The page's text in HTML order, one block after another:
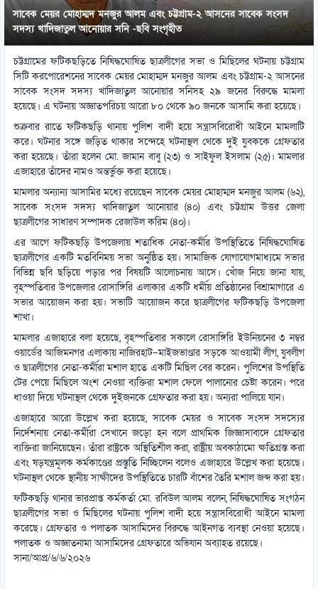
সাবেক মেয়র মোহাম্মদ মনজুর আলম এবং চট্টগ্রাম-২ আসনের সাবেক সংসদ
সদস্য খাদিজাতুল আনোয়ার সনি -ছবি সংগৃহীত
চট্টগ্রামের ফটিকছড়িতে নিষিদ্ধঘোষিত ছাত্রলীগের সভা ও মিছিলের ঘটনায় চট্টগ্রাম
সিটি করপোরেশনের সাবেক মেয়র মোহাম্মদ মনজুর আলম এবং চট্টগ্রাম-২ আসনের
সাবেক সংসদ সদস্য খাদিজাতুল আনোয়ার সনিসহ ২৯ জনের বিরুদ্ধে মামলা
হয়েছে। এ ঘটনায় অজ্ঞাতপরিচয় আরো ৮০ থেকে ৯০ জনকে আসামি করা হয়েছে।
শুক্রবার রাতে ফটিকছড়ি থানায় পুলিশ বাদী হয়ে সন্ত্রাসবিরোধী আইনে মামলাটি
করে। ঘটনার সঙ্গে জড়িত থাকার সন্দেহে ঘটনাস্থল থেকে দুই যুবককে গ্রেফতার
করা হয়েছে। তাঁরা হলেন মো. জামান বাবু (২৩) ও সাইফুল ইসলাম (২৫)। মামলার
এজাহারে তাঁদের নামও অন্তর্ভুক্ত করা হয়েছে।
মামলার অন্যান্য আসামির মধ্যে রয়েছেন সাবেক মেয়র মোহাম্মদ মনজুর আলম (৬২),
সাবেক সংসদ সদস্য খাদিজাতুল আনোয়ার (৪০) এবং চট্টগ্রাম উত্তর জেলা
ছাত্রলীগের সাধারণ সম্পাদক রেজাউল করিম (৪০)।
এর আগে ফটিকছড়ি উপজেলায় শতাধিক নেতা-কর্মীর উপস্থিতিতে নিষিদ্ধঘোষিত
ছাত্রলীগের একটি মতবিনিময় সভা অনুষ্ঠিত হয়। সামাজিক যোগাযোগমাধ্যমে সভার
বিভিন্ন ছবি ছড়িয়ে পড়ার পর বিষয়টি আলোচনায় আসে। খোঁজ নিয়ে জানা যায়,
বৃহস্পতিবার উপজেলার রোসাঙ্গিরি এলাকার একটি ধর্মীয় প্রতিষ্ঠানের বিশ্রামাগারে এ
সভার আয়োজন করা হয়। সভাটি আয়োজন করে ছাত্রলীগের ফটিকছড়ি উপজেলা
শাখা।
মামলার এজাহারে বলা হয়েছে, বৃহস্পতিবার সকালে রোসাঙ্গিরি ইউনিয়নের ৩ নম্বর
ওয়ার্ডের আজিমনগর এলাকায় নাজিরহাট–মাইজভাণ্ডার সড়কে আওয়ামী লীগ, যুবলীগ
ও ছাত্রলীগের নেতা-কর্মীরা মশাল হাতে একটি মিছিল বের করেন। পুলিশের উপস্থিতি
টের পেয়ে মিছিলে অংশ নেওয়া ব্যক্তিরা মশাল ফেলে পালানোর চেষ্টা করেন। পরে
ধাওয়া দিয়ে ঘটনাস্থল থেকে দুইজনকে গ্রেফতার করা হয়। অন্যরা পালিয়ে যান।
এজাহারে আরো উল্লেখ করা হয়েছে, সাবেক মেয়র ও সাবেক সংসদ সদস্যের
নির্দেশনায় নেতা-কর্মীরা সেখানে জড়ো হন বলে প্রাথমিক জিজ্ঞাসাবাদে গ্রেফতার
ব্যক্তিরা জানিয়েছেন। তাঁরা রাষ্ট্রকে অস্থিতিশীল করা, রাষ্ট্রীয় অবকাঠামো ক্ষতিগ্রস্ত করা
এবং ষড়যন্ত্রমূলক কর্মকাণ্ডের প্রস্তুতি নিচ্ছিলেন বলেও এজাহারে উল্লেখ করা হয়েছে।
ঘটনাস্থল থেকে স্থানীয় সাক্ষীদের উপস্থিতিতে চারটি বাঁশের তৈরি মশাল জব্দ করা হয়।
ফটিকছড়ি থানার ভারপ্রাপ্ত কর্মকর্তা মো. রবিউল আলম বলেন, নিষিদ্ধঘোষিত সংগঠন
ছাত্রলীগের সভা ও মিছিলের ঘটনায় পুলিশ বাদী হয়ে সন্ত্রাসবিরোধী আইনে মামলা
করেছে। গ্রেফতার ও পলাতক আসামিদের বিরুদ্ধে আইনগত ব্যবস্থা নেওয়া হয়েছে।
পলাতক ও অজ্ঞাতনামা আসামিদের গ্রেফতারে অভিযান অব্যাহত রয়েছে।
সানা/আপ্র/৬/৬/২০২৬